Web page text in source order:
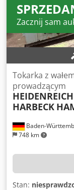
Zacznij sam
Baden-
748 km
Tokarka z
prowadzącym
HARBECK
Stan: